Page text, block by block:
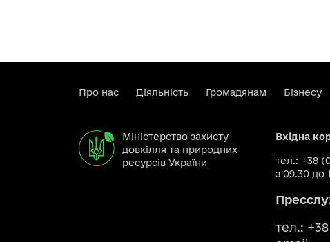
Про нас Діяльність Громадянам Бізнесу
Міністерство захисту
довкілля та природних
ресурсів України
Вхідна
тел.: +38
з 09.30 до
тел.: